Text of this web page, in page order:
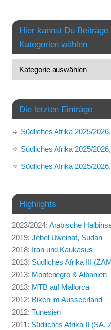
Hier kannst Du
Kategorien wählen
Die letzten Einträge
Südliches Afrika 2025/
Südliches Afrika 2025/
Südliches Afrika 2025/
Highlights
2023/2024: Arabische
2019: Jebel Uweinat, Sudan
2018: Iran und Kaukasus
2013: Südliches Afrika III
2013: Montenegro & Albanien
2013: MTB auf Mallorca
2012: Biken im Ausseerland
2012: Tunesien
2011: Südliches Afrika II (SA,